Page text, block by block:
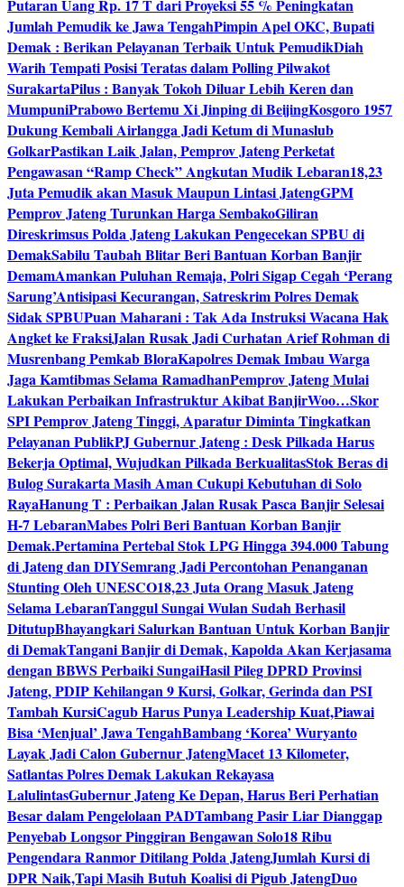
Putaran Uang Rp. 17 T dari Proyeksi 55 % Peningkatan
Jumlah Pemudik ke Jawa TengahPimpin Apel OKC, Bupati
Demak : Berikan Pelayanan Terbaik Untuk PemudikDiah
Warih Tempati Posisi Teratas dalam Polling Pilwakot
SurakartaPilus : Banyak Tokoh Diluar Lebih Keren dan
MumpuniPrabowo Bertemu Xi Jinping di BeijingKosgoro 1957
Dukung Kembali Airlangga Jadi Ketum di Munaslub
GolkarPastikan Laik Jalan, Pemprov Jateng Perketat
Pengawasan “Ramp Check” Angkutan Mudik Lebaran18,23
Juta Pemudik akan Masuk Maupun Lintasi JatengGPM
Pemprov Jateng Turunkan Harga SembakoGiliran
Direskrimsus Polda Jateng Lakukan Pengecekan SPBU di
DemakSabilu Taubah Blitar Beri Bantuan Korban Banjir
DemamAmankan Puluhan Remaja, Polri Sigap Cegah ‘Perang
Sarung’Antisipasi Kecurangan, Satreskrim Polres Demak
Sidak SPBUPuan Maharani : Tak Ada Instruksi Wacana Hak
Angket ke FraksiJalan Rusak Jadi Curhatan Arief Rohman di
Musrenbang Pemkab BloraKapolres Demak Imbau Warga
Jaga Kamtibmas Selama RamadhanPemprov Jateng Mulai
Lakukan Perbaikan Infrastruktur Akibat BanjirWoo…Skor
SPI Pemprov Jateng Tinggi, Aparatur Diminta Tingkatkan
Pelayanan PublikPJ Gubernur Jateng : Desk Pilkada Harus
Bekerja Optimal, Wujudkan Pilkada BerkualitasStok Beras di
Bulog Surakarta Masih Aman Cukupi Kebutuhan di Solo
RayaHanung T : Perbaikan Jalan Rusak Pasca Banjir Selesai
H-7 LebaranMabes Polri Beri Bantuan Korban Banjir
Demak.Pertamina Pertebal Stok LPG Hingga 394.000 Tabung
di Jateng dan DIYSemrang Jadi Percontohan Penanganan
Stunting Oleh UNESCO18,23 Juta Orang Masuk Jateng
Selama LebaranTanggul Sungai Wulan Sudah Berhasil
DitutupBhayangkari Salurkan Bantuan Untuk Korban Banjir
di DemakTangani Banjir di Demak, Kapolda Akan Kerjasama
dengan BBWS Perbaiki SungaiHasil Pileg DPRD Provinsi
Jateng, PDIP Kehilangan 9 Kursi, Golkar, Gerinda dan PSI
Tambah KursiCagub Harus Punya Leadership Kuat,Piawai
Bisa ‘Menjual’ Jawa TengahBambang ‘Korea’ Wuryanto
Layak Jadi Calon Gubernur JatengMacet 13 Kilometer,
Satlantas Polres Demak Lakukan Rekayasa
LalulintasGubernur Jateng Ke Depan, Harus Beri Perhatian
Besar dalam Pengelolaan PADTambang Pasir Liar Dianggap
Penyebab Longsor Pinggiran Bengawan Solo18 Ribu
Pengendara Ranmor Ditilang Polda JatengJumlah Kursi di
DPR Naik,Tapi Masih Butuh Koalisi di Pigub JatengDuo